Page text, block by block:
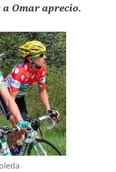
a Omar aprecio.